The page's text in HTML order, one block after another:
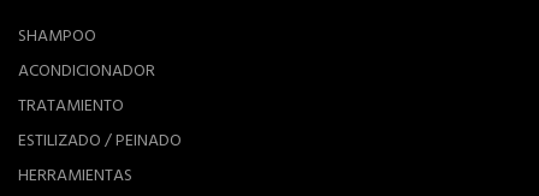
SHAMPOO
ACONDICIONADOR
TRATAMIENTO
ESTILIZADO / PEINADO
HERRAMIENTAS